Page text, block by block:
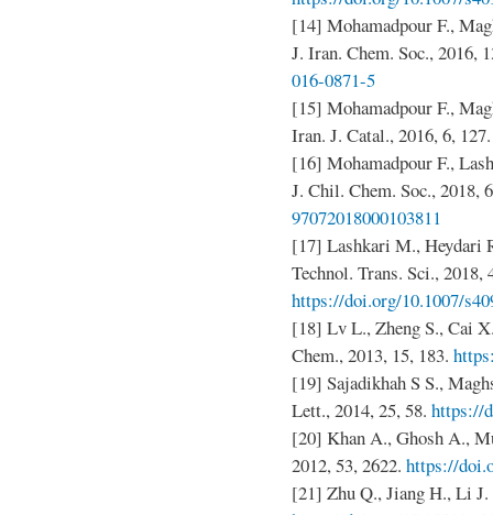
[14] Mohamadpour F.,
J. Iran. Chem. Soc., 2016,
016-0871-5
[15] Mohamadpour F.,
Iran. J. Catal., 2016, 6, 127.
[16] Mohamadpour F.,
J. Chil. Chem. Soc., 2018,
97072018000103811
[17] Lashkari M., Heydari
Technol. Trans. Sci., 2018,
https://doi.org/10.1007/
[18] Lv L., Zheng S., Cai
Chem., 2013, 15, 183.
[19] Sajadikhah S S.,
Lett., 2014, 25, 58. https://
[20] Khan A., Ghosh A.,
2012, 53, 2622. https://
[21] Zhu Q., Jiang H., Li J.